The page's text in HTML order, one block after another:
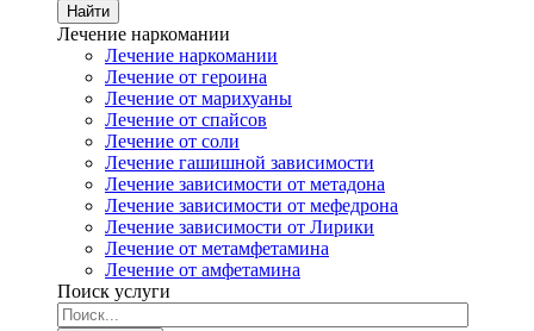
Найти
Лечение наркомании
Лечение наркомании
Лечение от героина
Лечение от марихуаны
Лечение от спайсов
Лечение от соли
Лечение гашишной зависимости
Лечение зависимости от метадона
Лечение зависимости от мефедрона
Лечение зависимости от Лирики
Лечение от метамфетамина
Лечение от амфетамина
Поиск услуги